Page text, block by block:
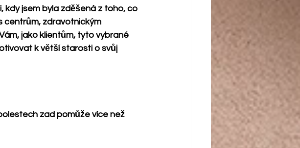
kdy jsem byla zděšená z toho, co
centrům, zdravotnickým
jako klientům, tyto vybrané
k větší starosti o svůj
zad pomůže více než